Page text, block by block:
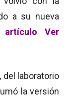
a su nueva
artículo
Ver
, del laboratorio
la versión